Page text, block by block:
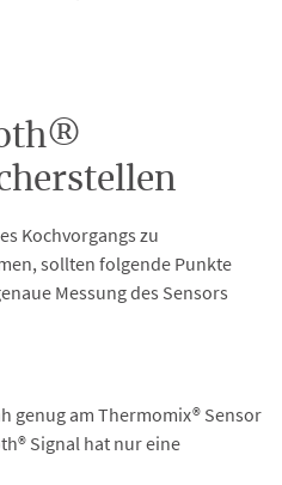
Kochvorgangs zu
sollten folgende Punkte
Messung des Sensors
genug am Thermomix® Sensor
Signal hat nur eine